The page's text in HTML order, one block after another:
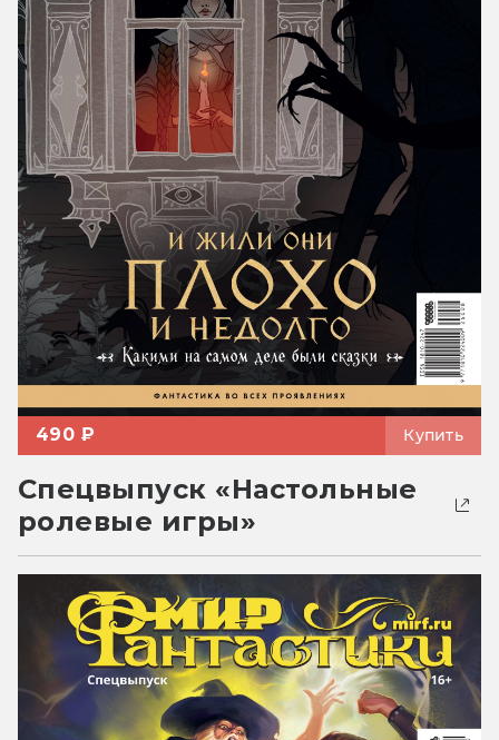
490 ₽ Купить
Спецвыпуск «Настольные
ролевые игры»